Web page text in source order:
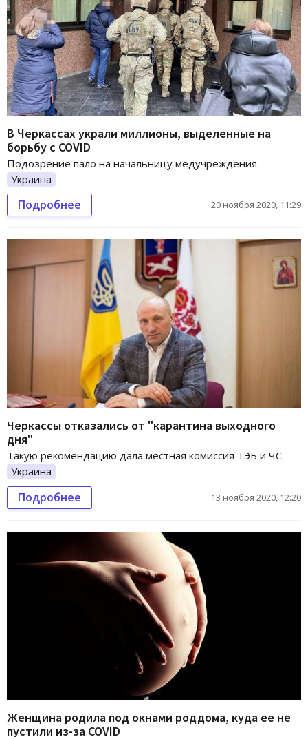
В Черкассах украли миллионы, выделенные на
борьбу с COVID
Подозрение пало на начальницу медучреждения.
Украина
Подробнее 20 ноября 2020, 11:29
Черкассы отказались от "карантина выходного
дня"
Такую рекомендацию дала местная комиссия ТЭБ и ЧС.
Украина
Подробнее 13 ноября 2020, 12:20
Женщина родила под окнами роддома, куда ее не
пустили из-за COVID